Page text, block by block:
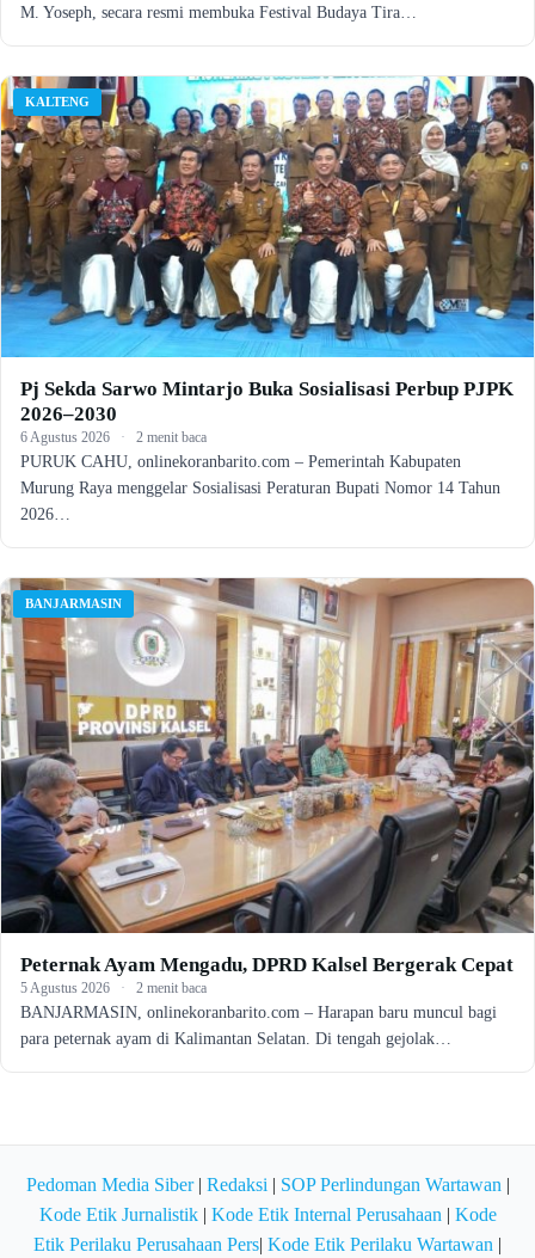
M. Yoseph, secara resmi membuka Festival Budaya Tira…
KALTENG
Pj Sekda Sarwo Mintarjo Buka Sosialisasi Perbup PJPK
2026–2030
6 Agustus 2026 · 2 menit baca
PURUK CAHU, onlinekoranbarito.com – Pemerintah Kabupaten
Murung Raya menggelar Sosialisasi Peraturan Bupati Nomor 14 Tahun
2026…
BANJARMASIN
Peternak Ayam Mengadu, DPRD Kalsel Bergerak Cepat
5 Agustus 2026 · 2 menit baca
BANJARMASIN, onlinekoranbarito.com – Harapan baru muncul bagi
para peternak ayam di Kalimantan Selatan. Di tengah gejolak…
Pedoman Media Siber| Redaksi | SOP Perlindungan Wartawan |
Kode Etik Jurnalistik| Kode Etik Internal Perusahaan | Kode
Etik Perilaku Perusahaan Pers| Kode Etik Perilaku Wartawan |